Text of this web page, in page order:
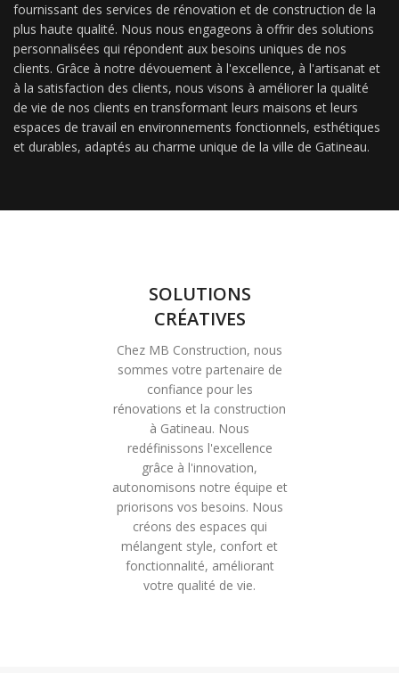
fournissant des services de rénovation et de construction de la
plus haute qualité. Nous nous engageons à offrir des solutions
personnalisées qui répondent aux besoins uniques de nos
clients. Grâce à notre dévouement à l'excellence, à l'artisanat et
à la satisfaction des clients, nous visons à améliorer la qualité
de vie de nos clients en transformant leurs maisons et leurs
espaces de travail en environnements fonctionnels, esthétiques
et durables, adaptés au charme unique de la ville de Gatineau.
SOLUTIONS
CRÉATIVES
Chez MB Construction, nous
sommes votre partenaire de
confiance pour les
rénovations et la construction
à Gatineau. Nous
redéfinissons l'excellence
grâce à l'innovation,
autonomisons notre équipe et
priorisons vos besoins. Nous
créons des espaces qui
mélangent style, confort et
fonctionnalité, améliorant
votre qualité de vie.